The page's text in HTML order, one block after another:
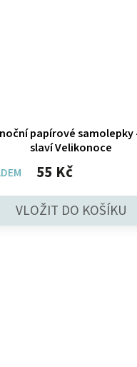
papírové samolepky
slaví Velikonoce
55 Kč